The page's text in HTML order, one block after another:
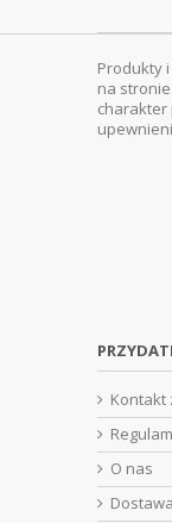
Produkty
na
charakter
Kontakt
O nas